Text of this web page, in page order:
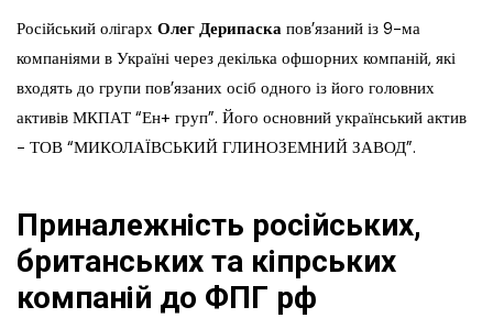
Російський олігарх Олег Дерипаска пов’язаний із 9-ма
компаніями в Україні через декілька офшорних компаній, які
входять до групи пов’язаних осіб одного із його головних
активів МКПАТ “Ен+ груп”. Його основний український актив
− ТОВ “МИКОЛАЇВСЬКИЙ ГЛИНОЗЕМНИЙ ЗАВОД”.
Приналежність російських,
британських та кіпрських
компаній до ФПГ рф